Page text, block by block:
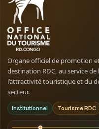
Organe officiel de promotion
destination RDC, au service de
l’attractivité touristique et du
secteur.
Institutionnel Tourisme RDC